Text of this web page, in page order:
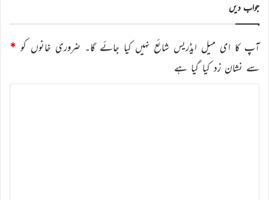
جواب دیں
آپ کا ای میل ایڈریس شائع نہیں کیا جائے گا۔ ضروری خانوں کو *
سے نشان زد کیا گیا ہے